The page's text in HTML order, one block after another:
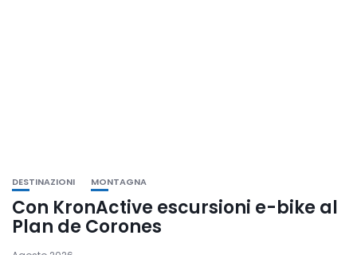
DESTINAZIONI MONTAGNA
Con KronActive escursioni e-bike al
Plan de Corones